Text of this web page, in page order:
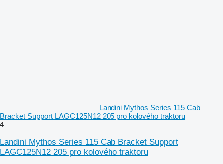
Landini Mythos Series 115 Cab
Bracket Support LAGC125N12 205 pro kolového traktoru
4
Landini Mythos Series 115 Cab Bracket Support
LAGC125N12 205 pro kolového traktoru